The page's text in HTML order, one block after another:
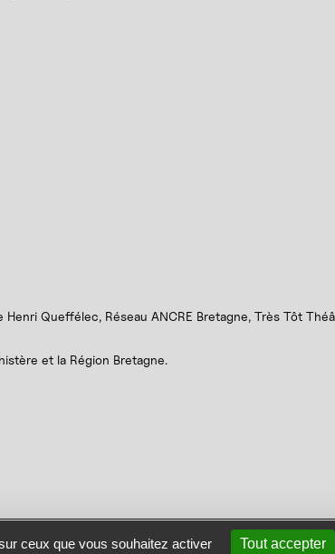
ceux que vous souhaitez activer Tout accepter
Queffélec, Réseau ANCRE Bretagne, Très Tôt
et la Région Bretagne.
Contact